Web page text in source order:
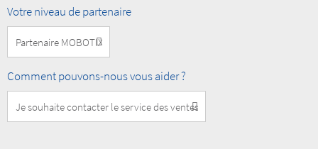
Niveau
Votre niveau de partenaire
How
help
you?
Comment pouvons-nous vous aider ?